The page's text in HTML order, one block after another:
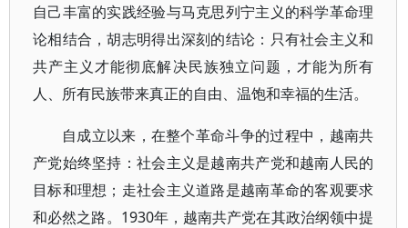
自己丰富的实践经验与马克思列宁主义的科学革命理
论相结合，胡志明得出深刻的结论：只有社会主义和
共产主义才能彻底解决民族独立问题，才能为所有
人、所有民族带来真正的自由、温饱和幸福的生活。
自成立以来，在整个革命斗争的过程中，越南共
产党始终坚持：社会主义是越南共产党和越南人民的
目标和理想；走社会主义道路是越南革命的客观要求
和必然之路。1930年，越南共产党在其政治纲领中提